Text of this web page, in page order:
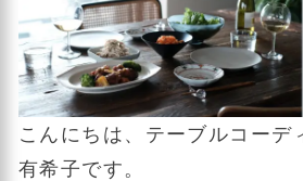
こんにちは、テーブルコーデ
有希子です。